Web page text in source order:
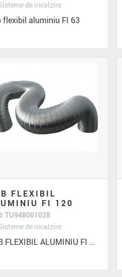
de incalzire
flexibil aluminiu FI 63
FLEXIBIL
FI 120
TU948001028
de incalzire
TUB FLEXIBIL ALUMINIU FI 120